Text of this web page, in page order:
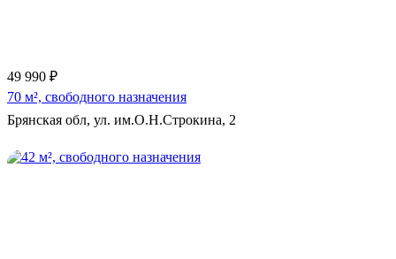
49 990 ₽
70 м², свободного назначения
Брянская обл, ул. им.О.Н.Строкина, 2